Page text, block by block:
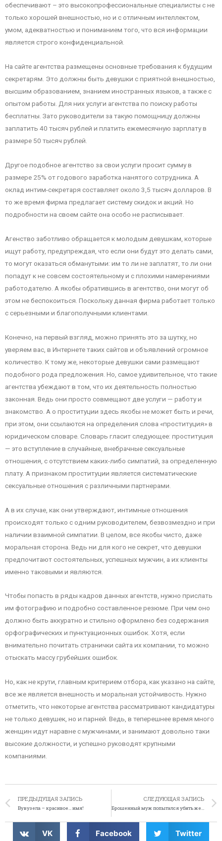
обеспечивают – это высокопрофессиональные специалисты с не
только хорошей внешностью, но и с отличным интеллектом,
умом, адекватностью и пониманием того, что вся информации
является строго конфиденциальной.
На сайте агентства размещены основные требования к будущим
секретарям. Это должны быть девушки с приятной внешностью,
высшим образованием, знанием иностранных языков, а также с
опытом работы. Для них услуги агентства по поиску работы
бесплатны. Зато руководители за такую помощницу должны
заплатить 40 тысяч рублей и платить ежемесячную зарплату в
размере 50 тысяч рублей.
Другое подобное агентство за свои услуги просит сумму в
размере 25% от годового заработка нанятого сотрудника. А
оклад интим-секретаря составляет около 3,5 тысяч долларов. В
то же время фирма предлагает систему скидок и акций. Но
подробности на своем сайте она особо не расписывает.
Агенство заботливо обращается к молодым девушкам, которые
ищут работу, предупреждая, что если они будут это делать сами,
то могут оказаться обманутыми: им то ли не заплатят, то ли они
попадут к не совсем состоятельному и с плохими намерениями
работодателю. А якобы обратившись в агентство, они могут об
этом не беспокоиться. Поскольку данная фирма работает только
с серьезными и благополучными клиентами.
Конечно, на первый взгляд, можно принять это за шутку, но
уверяем вас, в Интернете таких сайтов и объявлений огромное
количество. К тому же, некоторые девушки сами размещают
подобного рода предложения. Но, самое удивительное, что такие
агентства убеждают в том, что их деятельность полностью
законная. Ведь они просто совмещают две услуги — работу и
знакомство. А о проституции здесь якобы не может быть и речи,
при этом, они ссылаются на определения слова «проституция» в
юридическом словаре. Словарь гласит следующее: проституция
— это вступление в случайные, внебрачные сексуальные
отношения, с отсутствием каких-либо симпатий, за определенную
плату. А признаком проституции является систематические
сексуальные отношения с различными партнерами.
А в их случае, как они утверждают, интимные отношения
происходят только с одним руководителем, безвозмездно и при
наличии взаимной симпатии. В целом, все якобы чисто, даже
моральная сторона. Ведь ни для кого не секрет, что девушки
предпочитают состоятельных, успешных мужчин, а их клиенты
именно таковыми и являются.
Чтобы попасть в ряды кадров данных агентств, нужно прислать
им фотографию и подробно составленное резюме. При чем оно
должно быть аккуратно и стильно оформлено без содержания
орфографических и пунктуационных ошибок. Хотя, если
внимательно почитать странички сайта их компании, то можно
отыскать массу грубейших ошибок.
Но, как не крути, главным критерием отбора, как указано на сайте,
все же является внешность и моральная устойчивость. Нужно
отметить, что некоторые агентства рассматривают кандидатуры
не только девушек, но и парней. Ведь, в теперешнее время много
женщин идут наравне с мужчинами, и занимают довольно таки
высокие должности, и успешно руководят крупными
компаниями.
ПРЕДЫДУЩАЯ ЗАПИСЬ
Вувузела – красивое… имя!
СЛЕДУЮЩАЯ ЗАПИСЬ
Брошенный муж попытался убить жену на электрическом стуле
VK Facebook Twitter